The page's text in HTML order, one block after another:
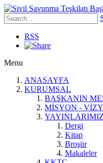
RSS
Menu
ANASAYFA
KURUMSAL
BAŞKANIN
MİSYON -
YAYINLARIMIZ
Dergi
Kitap
Broşür
Makaleler